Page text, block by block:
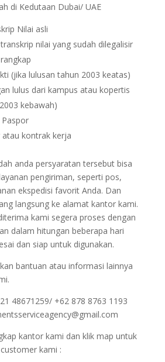
di Kedutaan Dubai/ UAE
Nilai asli
nilai yang sudah dilegalisir
(jika lulusan tahun 2003 keatas)
lulus dari kampus atau kopertis
kebawah)
kontrak kerja
anda persyaratan tersebut bisa
pengiriman, seperti pos,
ekspedisi favorit Anda. Dan
langsung ke alamat kantor kami.
kami segera proses dengan
dalam hitungan beberapa hari
dan siap untuk digunakan.
bantuan atau informasi lainnya
48671259/ +62 878 8763 1193
kantor kami dan klik map untuk
kami :